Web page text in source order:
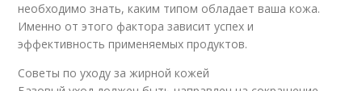
необходимо знать, каким типом обладает ваша кожа.
Именно от этого фактора зависит успех и
эффективность применяемых продуктов.
Советы по уходу за жирной кожей